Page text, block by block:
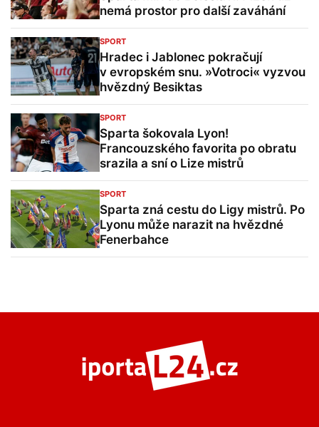
nemá prostor pro další zaváhání
SPORT
Hradec i Jablonec pokračují
v evropském snu. »Votroci« vyzvou
hvězdný Besiktas
SPORT
Sparta šokovala Lyon!
Francouzského favorita po obratu
srazila a sní o Lize mistrů
SPORT
Sparta zná cestu do Ligy mistrů. Po
Lyonu může narazit na hvězdné
Fenerbahce